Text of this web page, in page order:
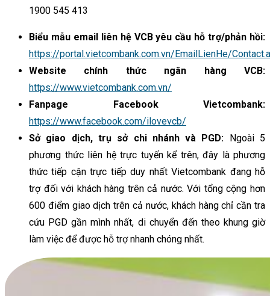
1900 545 413
Biểu mẫu email liên hệ VCB yêu cầu hỗ trợ/phản hồi:
https://portal.vietcombank.com.vn/EmailLienHe/
Website chính thức ngân hàng VCB:
https://www.vietcombank.com.vn/
Fanpage Facebook Vietcombank:
https://www.facebook.com/ilovevcb/
Sở giao dịch, trụ sở chi nhánh và PGD: Ngoài 5
phương thức liên hệ trực tuyến kể trên, đây là phương
thức tiếp cận trực tiếp duy nhất Vietcombank đang hỗ
trợ đối với khách hàng trên cả nước. Với tổng cộng hơn
600 điểm giao dịch trên cả nước, khách hàng chỉ cần tra
cứu PGD gần mình nhất, di chuyển đến theo khung giờ
làm việc để được hỗ trợ nhanh chóng nhất.